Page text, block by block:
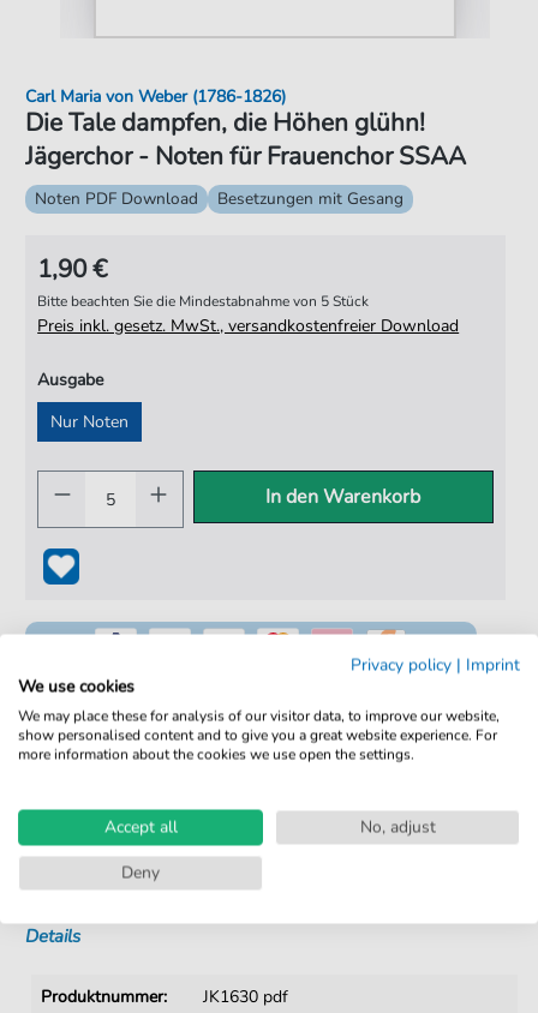
Die Tale dampfen, die Höhen glühn!
Jägerchor - Noten für Frauenchor SSAA
Carl Maria von Weber (1786-1826)
Noten PDF Download Besetzungen mit Gesang
1,90 €
Bitte beachten Sie die Mindestabnahme von 5 Stück
Preis inkl. gesetz. MwSt., versandkostenfreier Download
Ausgabe
Nur Noten
In den Warenkorb
100% Legal & Lizenziert
Kein Abo. Fairer Einzelkauf.
Sofortiger Download nach Kauf
Details
Produktnummer:
JK1630 pdf
Privacy policy | Imprint
We use cookies
We may place these for analysis of our visitor data, to improve our website,
show personalised content and to give you a great website experience. For
more information about the cookies we use open the settings.
Accept all
No, adjust
Deny